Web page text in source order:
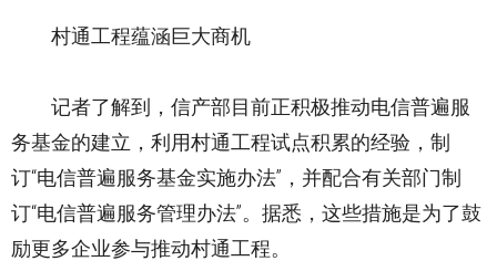
村通工程蕴涵巨大商机
记者了解到，信产部目前正积极推动电信普遍服
务基金的建立，利用村通工程试点积累的经验，制
订“电信普遍服务基金实施办法”，并配合有关部门制
订“电信普遍服务管理办法”。据悉，这些措施是为了鼓
励更多企业参与推动村通工程。